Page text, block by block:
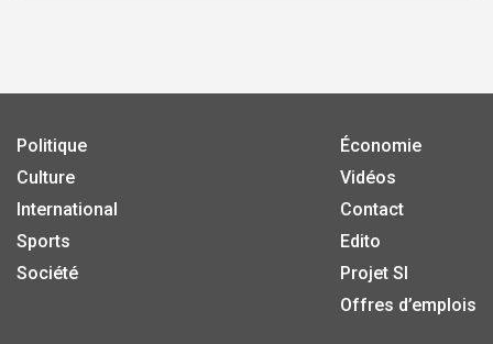
Politique
Culture
International
Sports
Société
Économie
Vidéos
Contact
Edito
Projet SI
Offres d’emplois